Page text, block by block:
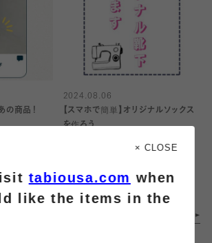
の商品！
2024.08.06
【スマホで簡単】オリジナルソックス
を作ろう
アトレ恵比寿
× CLOSE
tabiousa.com when
like the items in the